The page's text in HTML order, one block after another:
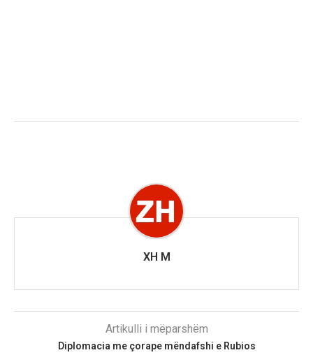
XH M
Artikulli i mëparshëm
Diplomacia me çorape mëndafshi e Rubios